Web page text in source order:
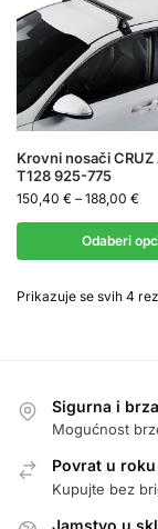
Krovni nosači CRUZ
T128 925-775
150,40 € – 188,00 €
Odaberi
Prikazuje se svih 4
Sigurna i
Mogućnost
Povrat u roku
Kupujte bez
Jamstvo u